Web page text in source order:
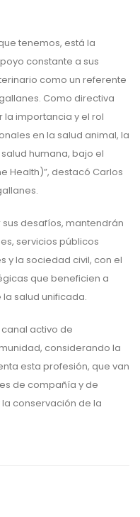
tenemos, está la
constante a sus
como un referente
Como directiva
importancia y el rol
en la salud animal, la
humana, bajo el
Health)”, destacó Carlos
desafíos, mantendrán
servicios públicos
y la sociedad civil, con el
que beneficien a
salud unificada.
activo de
considerando la
esta profesión, que van
de compañía y de
conservación de la